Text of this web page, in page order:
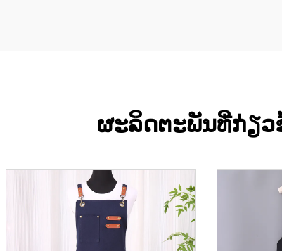
ຜະລິດຕະພັນທີ່ກ່ຽວ